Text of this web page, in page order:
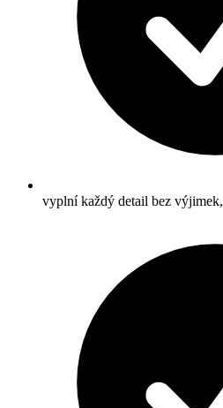
vyplní každý detail bez výjimek,